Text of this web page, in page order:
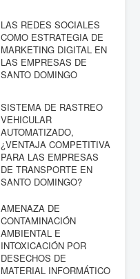
LAS REDES SOCIALES
COMO ESTRATEGIA DE
MARKETING DIGITAL EN
LAS EMPRESAS DE
SANTO DOMINGO
SISTEMA DE RASTREO
VEHICULAR
AUTOMATIZADO,
¿VENTAJA COMPETITIVA
PARA LAS EMPRESAS
DE TRANSPORTE EN
SANTO DOMINGO?
AMENAZA DE
CONTAMINACIÓN
AMBIENTAL E
INTOXICACIÓN POR
DESECHOS DE
MATERIAL INFORMÁTICO